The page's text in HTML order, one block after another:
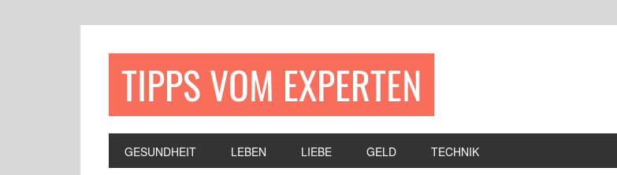
TIPPS VOM EXPERTEN
GESUNDHEIT LEBEN LIEBE GELD TECHNIK